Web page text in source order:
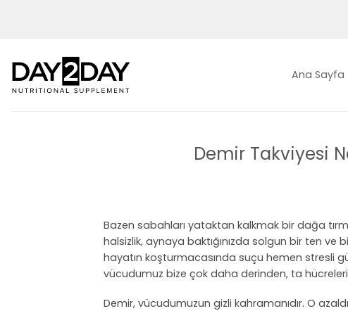
Ana Sayfa
Demir Takviyesi
Bazen sabahları yataktan kalkmak bir dağa
halsizlik, aynaya baktığınızda solgun bir ten ve
hayatın koşturmacasında suçu hemen stresli
vücudumuz bize çok daha derinden, ta
Demir, vücudumuzun gizli kahramanıdır. O